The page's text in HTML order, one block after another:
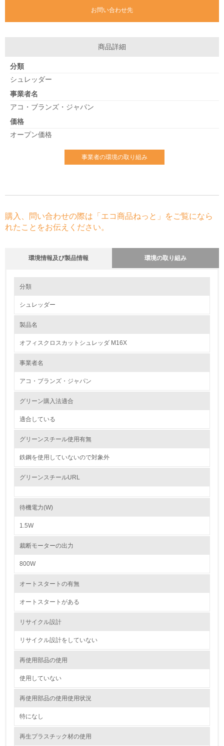
お問い合わせ先
商品詳細
分類
シュレッダー
事業者名
アコ・ブランズ・ジャパン
価格
オープン価格
事業者の環境の取り組み
購入、問い合わせの際は「エコ商品ねっと」をご覧になら
れたことをお伝えください。
環境情報及び製品情報 環境の取り組み
1.環境取り組み体制
かしている
従業員が環境方針に基づいて自分の業務の中で行うべき環
2.環境への取り組み
資源・エネルギー
分類
シュレッダー
製品名
オフィスクロスカットシュレッダ M16X
事業者名
アコ・ブランズ・ジャパン
グリーン購入法適合
適合している
グリーンスチール使用有無
鉄鋼を使用していないので対象外
グリーンスチールURL
待機電力(W)
1.5W
裁断モーターの出力
800W
オートスタートの有無
オートスタートがある
リサイクル設計
リサイクル設計をしていない
再使用部品の使用
使用していない
再使用部品の使用使用状況
特になし
再生プラスチック材の使用